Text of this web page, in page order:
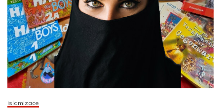
islamizace